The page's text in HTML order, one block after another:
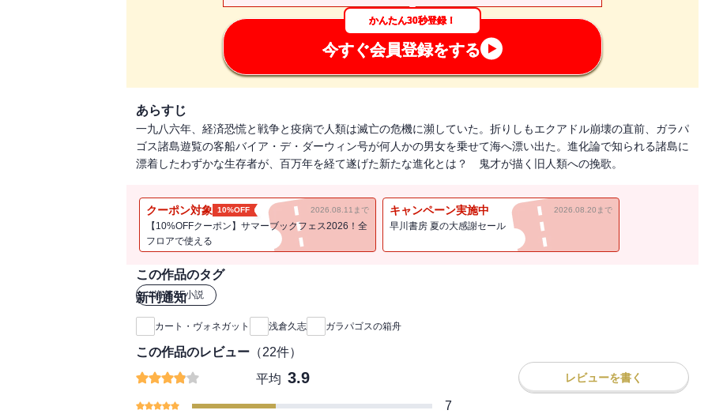
かんたん30秒登録！
今すぐ会員登録をする
あらすじ
一九八六年、経済恐慌と戦争と疫病で人類は滅亡の危機に瀕していた。折りしもエクアドル崩壊の直前、ガラパ
ゴス諸島遊覧の客船バイア・デ・ダーウィン号が何人かの男女を乗せて海へ漂い出た。進化論で知られる諸島に
漂着したわずかな生存者が、百万年を経て遂げた新たな進化とは？ 鬼才が描く旧人類への挽歌。
クーポン対象 10%OFF 2026.08.11まで
【10%OFFクーポン】サマーブックフェス2026！全
フロアで使える
キャンペーン実施中 2026.08.20まで
早川書房 夏の大感謝セール
この作品のタグ
#海外SF小説
新刊通知
カート・ヴォネガット 浅倉久志 ガラパゴスの箱舟
この作品のレビュー （22件）
平均 3.9 レビューを書く
7